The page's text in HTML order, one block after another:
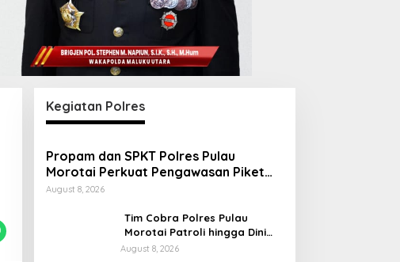
Kegiatan Polres
Propam dan SPKT Polres Pulau
Morotai Perkuat Pengawasan Piket
dan Pelayanan Masyarakat Selama
August 8, 2026
Tim Cobra Polres Pulau
Morotai Patroli hingga Dini
Hari, Cegah Miras dan
August 8, 2026